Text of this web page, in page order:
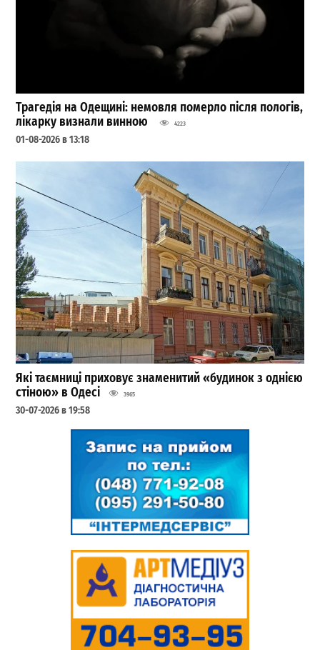
Трагедія на Одещині: немовля померло після пологів,
лікарку визнали винною
4223
01-08-2026 в 13:18
Які таємниці приховує знаменитий «будинок з однією
стіною» в Одесі
3965
30-07-2026 в 19:58